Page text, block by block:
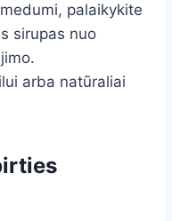
palaikykite
sirupas nuo
arba natūraliai